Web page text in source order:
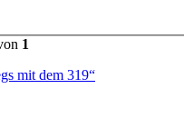
1
mit dem 319“